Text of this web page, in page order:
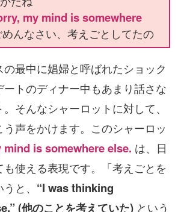
my mind is somewhere
めんなさい、考えごとしてたの
最中に娼婦と呼ばれたショック
ートのディナー中もあまり話さな
そんなシャーロットに対して、
声をかけます。このシャーロッ
mind is somewhere else. は、日
使える表現です。「考えごとを
と、 “I was thinking
(他のことを考えていた) という